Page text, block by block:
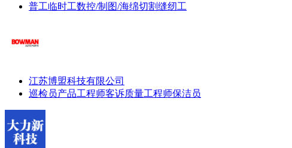
普工临时工数控/制图/海绵切割缝纫工
江苏博盟科技有限公司
巡检员产品工程师客诉质量工程师保洁员